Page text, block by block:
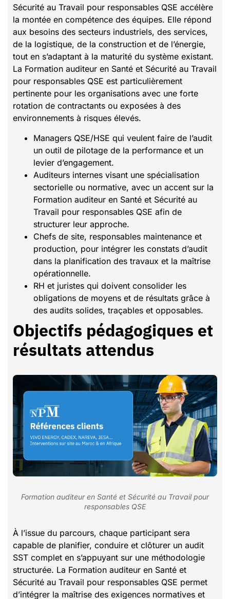
Sécurité au Travail pour responsables QSE accélère
la montée en compétence des équipes. Elle répond
aux besoins des secteurs industriels, des services,
de la logistique, de la construction et de l’énergie,
tout en s’adaptant à la maturité du système existant.
La Formation auditeur en Santé et Sécurité au Travail
pour responsables QSE est particulièrement
pertinente pour les organisations avec une forte
rotation de contractants ou exposées à des
environnements à risques élevés.
Managers QSE/HSE qui veulent faire de l’audit
un outil de pilotage de la performance et un
levier d’engagement.
Auditeurs internes visant une spécialisation
sectorielle ou normative, avec un accent sur la
Formation auditeur en Santé et Sécurité au
Travail pour responsables QSE afin de
structurer leur approche.
Chefs de site, responsables maintenance et
production, pour intégrer les constats d’audit
dans la planification des travaux et la maîtrise
opérationnelle.
RH et juristes qui doivent consolider les
obligations de moyens et de résultats grâce à
des audits solides, traçables et opposables.
Objectifs pédagogiques et
résultats attendus
Formation auditeur en Santé et Sécurité au Travail pour
responsables QSE
À l’issue du parcours, chaque participant sera
capable de planifier, conduire et clôturer un audit
SST complet en s’appuyant sur une méthodologie
structurée. La Formation auditeur en Santé et
Sécurité au Travail pour responsables QSE permet
d’intégrer la maîtrise des exigences normatives et